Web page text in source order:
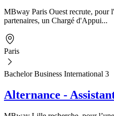
MBway Paris Ouest recrute, pour
partenaires, un Chargé d'Appui...
Paris
Bachelor Business International 3
Alternance -